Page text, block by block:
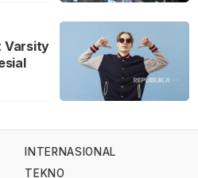
Varsity
INTERNASIONAL
TEKNO